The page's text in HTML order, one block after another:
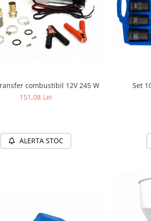
combustibil 12V 245 W
151,08 Lei
ALERTA STOC
Set